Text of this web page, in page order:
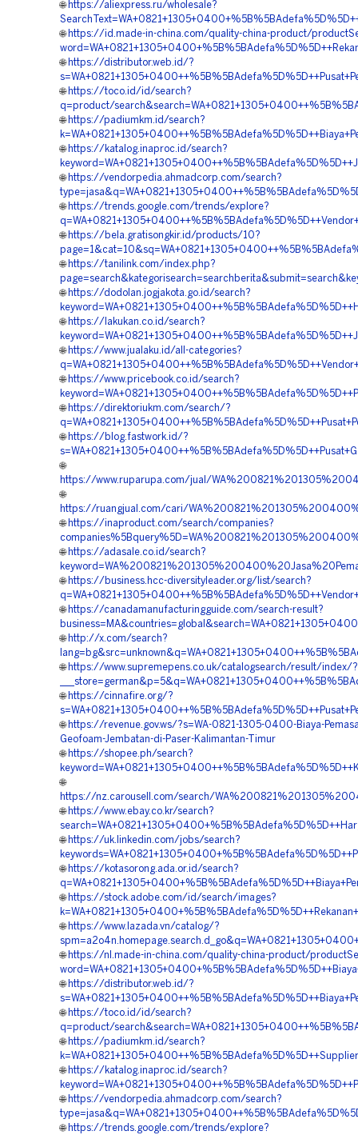
🌐 https://aliexpress.ru/wholesale?
🌐 https://id.made-in-china.com/quality-china-product/
🌐 https://distributor.web.id/?
🌐 https://toco.id/id/search?
q=product/
🌐 https://padiumkm.id/search?
🌐 https://katalog.inaproc.id/search?
🌐 https://vendorpedia.ahmadcorp.com/search?
🌐 https://trends.google.com/trends/explore?
🌐 https://bela.gratisongkir.id/products/10?
🌐 https://tanilink.com/index.php?
🌐 https://dodolan.jogjakota.go.id/search?
🌐 https://lakukan.co.id/search?
🌐 https://www.jualaku.id/all-categories?
🌐 https://www.pricebook.co.id/search?
🌐 https://direktoriukm.com/search/?
🌐 https://blog.fastwork.id/?
🌐
https://www.ruparupa.com/jual/
🌐
https://ruangjual.com/cari/
🌐 https://inaproduct.com/search/companies?
🌐 https://adasale.co.id/search?
🌐 https://business.hcc-diversityleader.org/list/search?
🌐 https://canadamanufacturingguide.com/search-result?
🌐 http://x.com/search?
🌐 https://www.supremepens.co.uk/catalogsearch/result/index/?
🌐 https://cinnafire.org/?
🌐 https://revenue.gov.ws/?s=WA-0821-1305-0400-Biaya-
Geofoam-Jembatan-di-Paser-Kalimantan-Timur
🌐 https://shopee.ph/search?
🌐
https://nz.carousell.com/search/
🌐 https://www.ebay.co.kr/search?
🌐 https://uk.linkedin.com/jobs/search?
🌐 https://kotasorong.ada.or.id/search?
🌐 https://stock.adobe.com/id/search/images?
🌐 https://www.lazada.vn/catalog/?
🌐 https://nl.made-in-china.com/quality-china-product/
🌐 https://distributor.web.id/?
🌐 https://toco.id/id/search?
q=product/
🌐 https://padiumkm.id/search?
🌐 https://katalog.inaproc.id/search?
🌐 https://vendorpedia.ahmadcorp.com/search?
🌐 https://trends.google.com/trends/explore?